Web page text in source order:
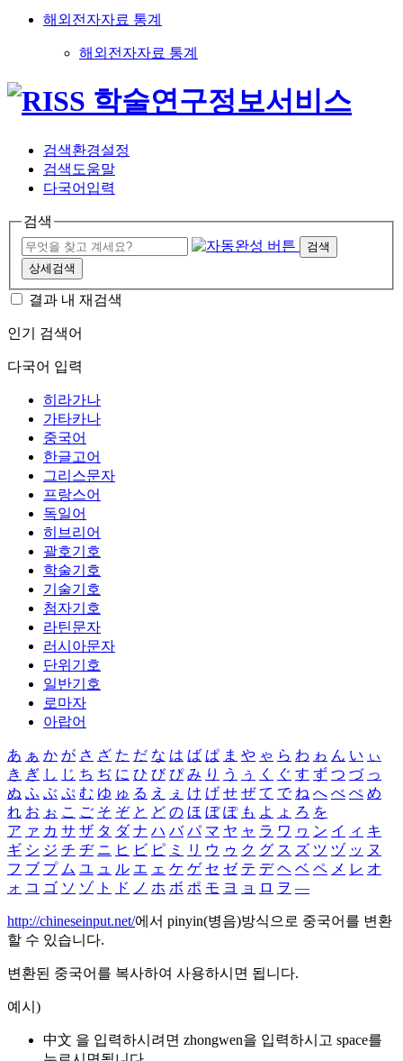
해외전자자료 통계
해외전자자료 통계
검색환경설정
검색도움말
다국어입력
검색
검색
상세검색
결과 내 재검색
인기 검색어
다국어 입력
히라가나
가타카나
중국어
한글고어
그리스문자
프랑스어
독일어
히브리어
괄호기호
학술기호
기술기호
첨자기호
라틴문자
러시아문자
단위기호
일반기호
로마자
아랍어
あ ぁ か が さ ざ た だ な は ば ぱ ま や ゃ ら わ ゎ ん い ぃ
き ぎ し じ ち ぢ に ひ び ぴ み り う ぅ く ぐ す ず つ づ っ
ぬ ふ ぶ ぷ む ゆ ゅ る え ぇ け げ せ ぜ て で ね へ べ ぺ め
れ お ぉ こ ご そ ぞ と ど の ほ ぼ ぽ も よ ょ ろ を
ア ァ カ サ ザ タ ダ ナ ハ バ パ マ ヤ ャ ラ ワ ヮ ン イ ィ キ
ギ シ ジ チ ヂ ニ ヒ ビ ピ ミ リ ウ ゥ ク グ ス ズ ツ ヅ ッ ヌ
フ ブ プ ム ユ ュ ル エ ェ ケ ゲ セ ゼ テ デ ヘ ベ ペ メ レ オ
ォ コ ゴ ソ ゾ ト ド ノ ホ ボ ポ モ ヨ ョ ロ ヲ ―
http://chineseinput.net/에서 pinyin(병음)방식으로 중국어를 변환
할 수 있습니다.
변환된 중국어를 복사하여 사용하시면 됩니다.
예시)
中文 을 입력하시려면 zhongwen을 입력하시고 space를